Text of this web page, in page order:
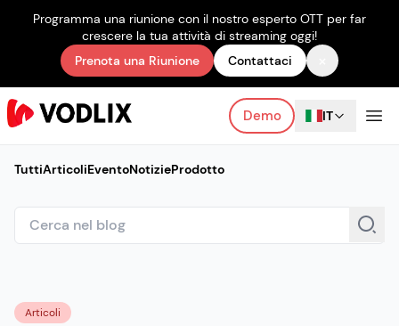
Programma una riunione con il nostro esperto OTT per far
crescere la tua attività di streaming oggi!
Prenota una Riunione
Contattaci
Demo IT
TuttiArticoliEventoNotizieProdotto
Articoli